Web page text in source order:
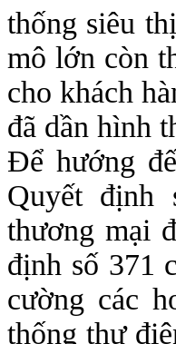
thống siêu
mô lớn còn
cho khách
đã dần hình
Để hướng
Quyết định
thương mại
định số 371
cường các
thống thư